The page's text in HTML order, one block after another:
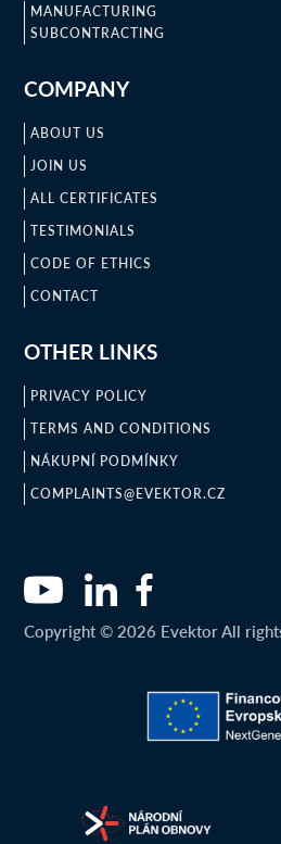
MANUFACTURING
SUBCONTRACTING
COMPANY
ABOUT US
JOIN US
ALL CERTIFICATES
TESTIMONIALS
CODE OF ETHICS
CONTACT
OTHER LINKS
PRIVACY POLICY
TERMS AND CONDITIONS
NÁKUPNÍ PODMÍNKY
COMPLAINTS@EVEKTOR.CZ
Copyright © 2026 Evektor All